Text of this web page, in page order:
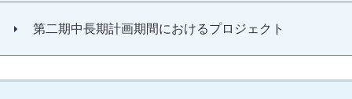
第二期中長期計画期間におけるプロジェクト